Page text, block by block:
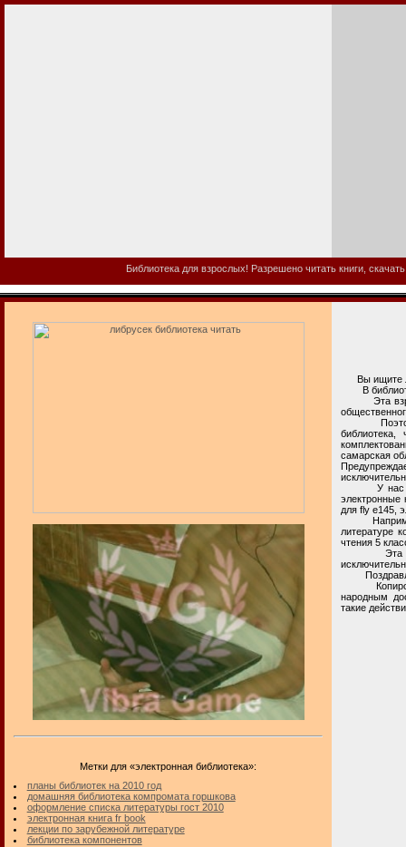
Библиотека для взрослых! Разрешено читать книги,
Метки для «электронная библиотека»:
планы библиотек на 2010 год
домашняя библиотека компромата горшкова
оформление списка литературы гост 2010
электронная книга fr book
лекции по зарубежной литературе
библиотека компонентов
Вы ищите
В
Эта
Поэтому, в
библиотека,
самарская
У нас на
электронные
для fly e145,
Например,
литературе
чтения 5
Эта
народным
такие